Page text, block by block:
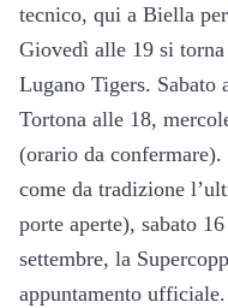
tecnico, qui a Biella
Giovedì alle 19 si
Lugano Tigers. Sabato
Tortona alle 18,
(orario da
come da tradizione
porte aperte), sabato
settembre, la
appuntamento ufficiale.